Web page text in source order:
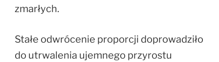
zmarłych.
Stałe odwrócenie proporcji doprowadziło
do utrwalenia ujemnego przyrostu